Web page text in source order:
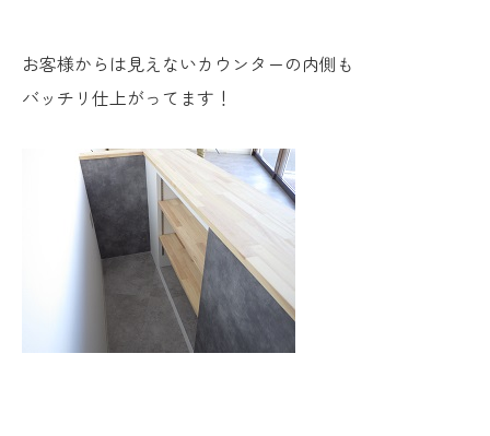
お客様からは見えないカウンターの内側も
バッチリ仕上がってます！